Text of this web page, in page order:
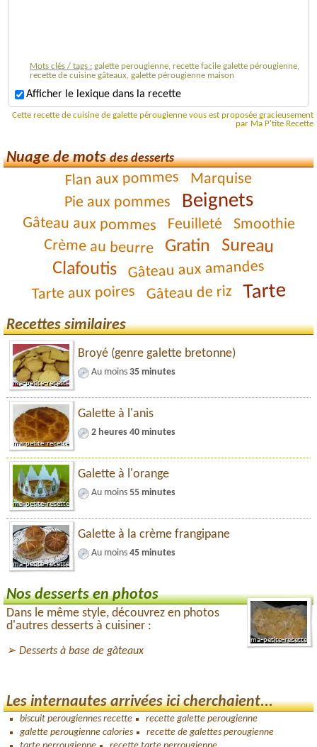
Mots clés / tags : galette perougienne, recette facile galette pérougienne,
recette de cuisine gâteaux, galette pérougienne maison
Afficher le lexique dans la recette
Cette recette de cuisine de galette pérougienne vous est proposée gracieusement
par Ma P'tite Recette
Nuage de motsdes desserts
Flan aux pommes Marquise
Pie aux pommes Beignets
Gâteau aux pommes Feuilleté Smoothie
Crème au beurre Gratin Sureau
Clafoutis Gâteau aux amandes
Tarte aux poires Gâteau de riz Tarte
Recettes similaires
Broyé (genre galette bretonne)
Au moins 35 minutes
Galette à l'anis
2 heures 40 minutes
Galette à l'orange
Au moins 55 minutes
Galette à la crème frangipane
Au moins 45 minutes
Nos desserts en photos
Dans le même style, découvrez en photos
d'autres desserts à cuisiner :
Desserts à base de gâteaux
Les internautes arrivées ici cherchaient...
biscuit perougiennes recette
recette galette perougienne
galette perougienne calories
recette de galettes perougienne